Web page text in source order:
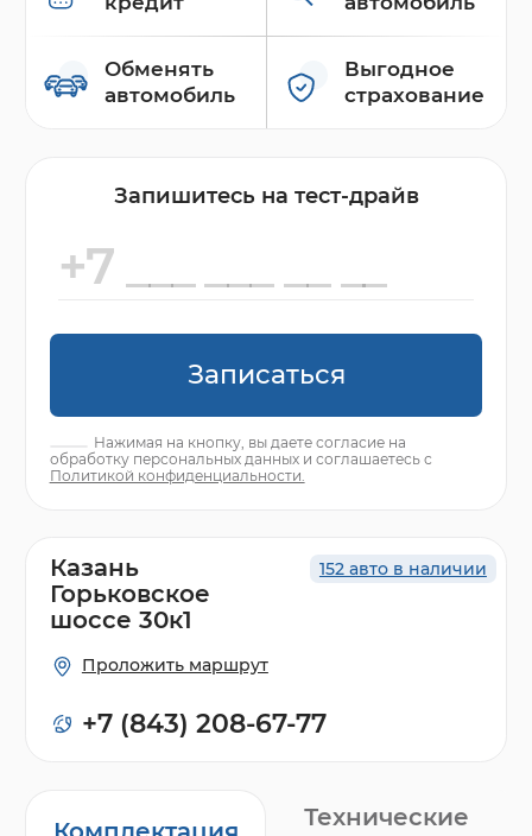
Обменять
автомобиль
Выгодное
страхование
Запишитесь на тест-драйв
Записаться
Нажимая на кнопку, вы даете согласие на
обработку персональных данных и соглашаетесь с
Политикой конфиденциальности.
Технические
152 авто в наличии
Казань
Горьковское
шоссе 30к1
Проложить маршрут
+7 (843) 208-67-77